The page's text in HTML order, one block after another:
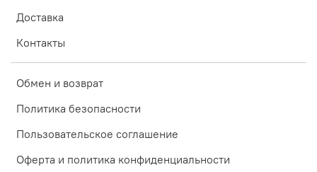
Доставка
Контакты
Обмен и возврат
Политика безопасности
Пользовательское соглашение
Оферта и политика конфиденциальности